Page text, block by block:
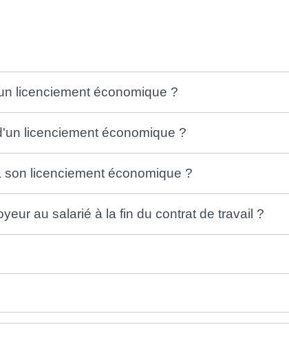
licenciement économique ?
licenciement économique ?
licenciement économique ?
au salarié à la fin du contrat de travail ?